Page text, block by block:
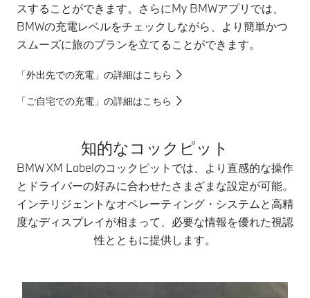
スすることができます。さらにMy BMWアプリでは、
BMWの充電レベルをチェックしながら、より簡単かつ
スムーズに旅のプランを立てることができます。
「外出先での充電」の詳細はこちら
「ご自宅での充電」の詳細はこちら
知的なコックピット
BMW XM Labelのコックピットでは、より直感的な操作
とドライバーの好みに合わせたさまざまな設定が可能。
インテリジェントなオペレーティング・システムと高精
度なディスプレイが相まって、必要な情報を優れた視認
性とともに提供します。